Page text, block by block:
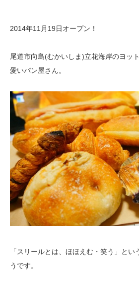
2014年11月19日オープン！
尾道市向島(むかいしま)立花海岸のヨッ
愛いパン屋さん。
「スリールとは、ほほえむ・笑う」と
うです。